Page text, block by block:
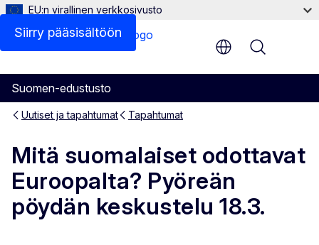
Siirry pääsisältöön
EU:n virallinen verkkosivusto
Suomen-edustusto
Menu
Uutiset ja tapahtumat Tapahtumat
Mitä suomalaiset odottavat
Euroopalta? Pyöreän
pöydän keskustelu 18.3.